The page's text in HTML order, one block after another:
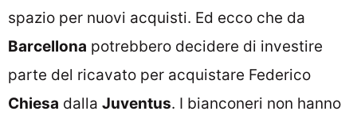
spazio per nuovi acquisti. Ed ecco che da
Barcellona potrebbero decidere di investire
parte del ricavato per acquistare Federico
Chiesa dalla Juventus. I bianconeri non hanno